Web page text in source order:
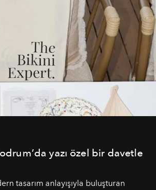
yazı özel bir davetle
tasarım anlayışıyla buluşturan